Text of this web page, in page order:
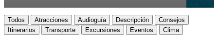
Todos Atracciones Audioguía Descripción
Consejos
Itinerarios
Transporte Excursiones Eventos Clima